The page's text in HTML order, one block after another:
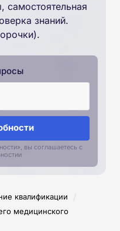
самостоятельная
знаний.
вы соглашаетесь с
квалификации /
медицинского